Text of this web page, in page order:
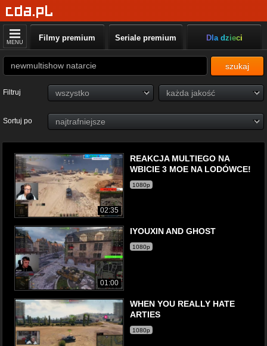
MENU Filmy premium Seriale premium Dla dzieci
szukaj
Filtruj
Sortuj po
02:35
REAKCJA MULTIEGO NA
WBICIE 3 MOE NA LODÓWCE!
1080p
01:00
IYOUXIN AND GHOST
1080p
WHEN YOU REALLY HATE
ARTIES
1080p